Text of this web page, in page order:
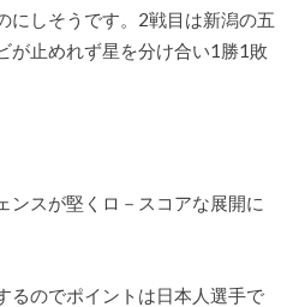
にしそうです。2戦目は新潟の五
が止めれず星を分け合い1勝1敗
ンスが堅くロ－スコアな展開に
るのでポイントは日本人選手で